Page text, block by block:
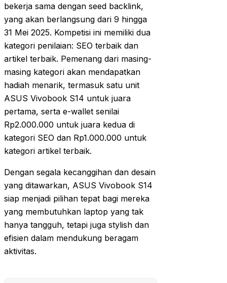
bekerja sama dengan seed backlink,
yang akan berlangsung dari 9 hingga
31 Mei 2025. Kompetisi ini memiliki dua
kategori penilaian: SEO terbaik dan
artikel terbaik. Pemenang dari masing-
masing kategori akan mendapatkan
hadiah menarik, termasuk satu unit
ASUS Vivobook S14 untuk juara
pertama, serta e-wallet senilai
Rp2.000.000 untuk juara kedua di
kategori SEO dan Rp1.000.000 untuk
kategori artikel terbaik.
Dengan segala kecanggihan dan desain
yang ditawarkan, ASUS Vivobook S14
siap menjadi pilihan tepat bagi mereka
yang membutuhkan laptop yang tak
hanya tangguh, tetapi juga stylish dan
efisien dalam mendukung beragam
aktivitas.